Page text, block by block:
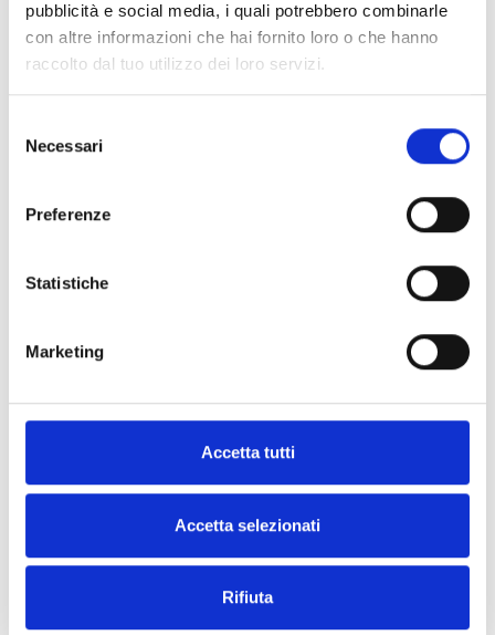
pubblicità e social media, i quali potrebbero combinarle
con altre informazioni che hai fornito loro o che hanno
raccolto dal tuo utilizzo dei loro servizi.
delNecessari
Preferenze
Statistiche
Marketing
Accetta tutti
Accetta selezionati
Rifiuta
contra el polvo y los sólidos con una clasificación
IP42.
Este producto está disponible en las
siguientes versiones
EB0040H
Calefactor para base de montaje